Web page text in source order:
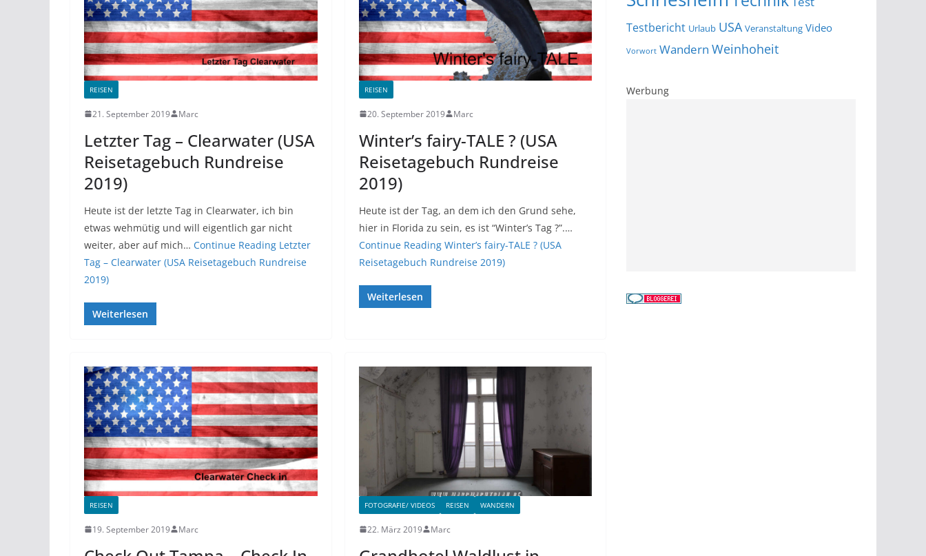
REISEN
21. September 2019 Marc
Letzter Tag – Clearwater (USA
Reisetagebuch Rundreise
2019)
Heute ist der letzte Tag in Clearwater, ich bin
etwas wehmütig und will eigentlich gar nicht
weiter, aber auf mich… Continue Reading Letzter
Tag – Clearwater (USA Reisetagebuch Rundreise
2019)
Weiterlesen
REISEN
20. September 2019 Marc
Winter’s fairy-TALE ? (USA
Reisetagebuch Rundreise
2019)
Heute ist der Tag, an dem ich den Grund sehe,
hier in Florida zu sein, es ist “Winter’s Tag ?”.…
Continue ReadingWinter’s fairy-TALE ? (USA
Reisetagebuch Rundreise 2019)
Weiterlesen
REISEN
19. September 2019 Marc
FOTOGRAFIE/ VIDEOS REISEN WANDERN
22. März 2019 Marc
Testbericht Urlaub USA Veranstaltung Video
Vorwort Wandern Weinhoheit
Werbung